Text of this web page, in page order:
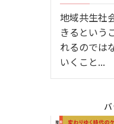
地域共生社
きるという
れるのでは
いくこと...